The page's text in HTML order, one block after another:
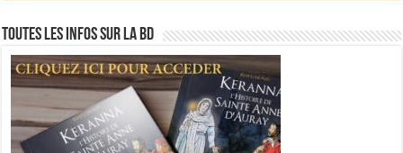
Toutes les infos sur la BD